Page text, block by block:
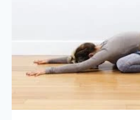
KNOTS)
કેવી
રીતે
ઓગાળવી?